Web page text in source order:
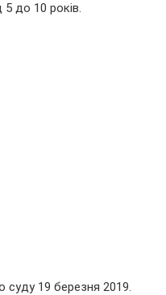
5 до 10 років.
суду 19 березня 2019.